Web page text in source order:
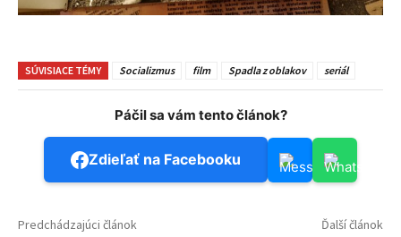
SÚVISIACE TÉMY Socializmus film Spadla z oblakov seriál
Páčil sa vám tento článok?
Zdieľať na Facebooku
Predchádzajúci článok Ďalší článok